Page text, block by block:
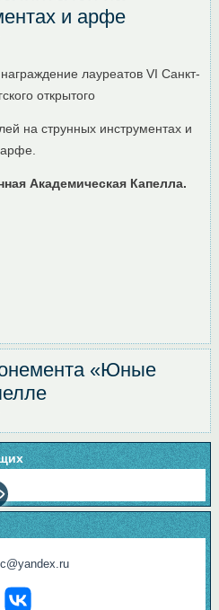
и арфе
лауреатов VI Санкт-
открытого
на струнных инструментах и
арфе.
Академическая Капелла.
«Юные